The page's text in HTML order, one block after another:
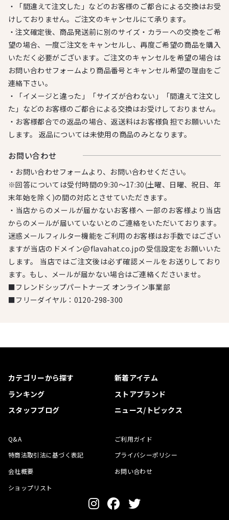
・「間違えて注文した」などのお客様のご都合による交換はお受
けしておりません。ご注文のキャンセルにて承ります。
・注文確定後、商品発送前に別のサイズ・カラーへの交換をご希
望の場合、一度ご注文をキャンセルし、再度ご希望の商品を購入
いただく必要がございます。ご注文のキャンセルを希望の場合は
お問い合わせフォームより商品番号とキャンセル希望の理由をご
連絡下さい。
・「イメージと違った」「サイズが合わない」「間違えて注文し
た」などのお客様のご都合による交換はお受けしておりません。
・お客様都合での返品の場合、返送料はお客様負担でお願いいた
します。 返品については未使用の商品のみとなります。
お問い合わせ
・お問い合わせフォームより、お問い合わせください。
※回答については受付時間の9:30～17:30(土曜、日曜、祝日、年
末年始を除く)の間の対応とさせていただきます。
・当店からのメールが届かないお客様へ 一部のお客様より当店
からのメールが届いていないとのご連絡をいただいております。
迷惑メールフィルター機能をご利用のお客様はお手数ではござい
ますが当店のドメイン@flavahat.co.jpの受信設定をお願いいた
します。 当店ではご注文後は必ず確認メールをお送りしており
ます。もし、メールが届かない場合はご連絡くださいませ。
■フレンドシップパートナーズ オンライン事業部
■フリーダイヤル： 0120-298-300
カテゴリーから探す
新着アイテム
ランキング
ストアブランド
スタッフブログ
ニュース/トピックス
Q&A
ご利用ガイド
特商法取引法に基づく表記
プライバシーポリシー
会社概要
お問い合わせ
ショップリスト